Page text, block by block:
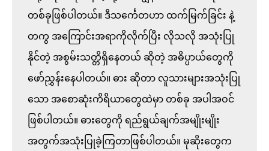
တစ်ခုဖြစ်ပါတယ်။ ဒီသင်္ကေတဟာ ထက်မြက်ခြင်း နဲ့
တကွ အကြောင်းအရာကိုလိုက်ပြီး လိုသလို အသုံးပြု
နိုင်တဲ့ အစွမ်းသတ္တိရှိနေတယ် ဆိုတဲ့ အဓိပ္ပာယ်တွေကို
ဖော်ညွှန်းနေပါတယ်။ ဓား ဆိုတာ လူသားများအသုံးပြု
သော အစောဆုံးကိရိယာတွေထဲမှာ တစ်ခု အပါအဝင်
ဖြစ်ပါတယ်။ ဓားတွေကို ရည်ရွယ်ချက်အမျိုးမျိုး
အတွက်အသုံးပြုခဲ့ကြတာဖြစ်ပါတယ်။ မုဆိုးတွေက